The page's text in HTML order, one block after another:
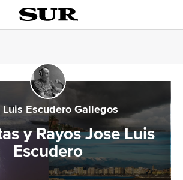
Luis Escudero Gallegos
y Rayos Jose Luis
Escudero